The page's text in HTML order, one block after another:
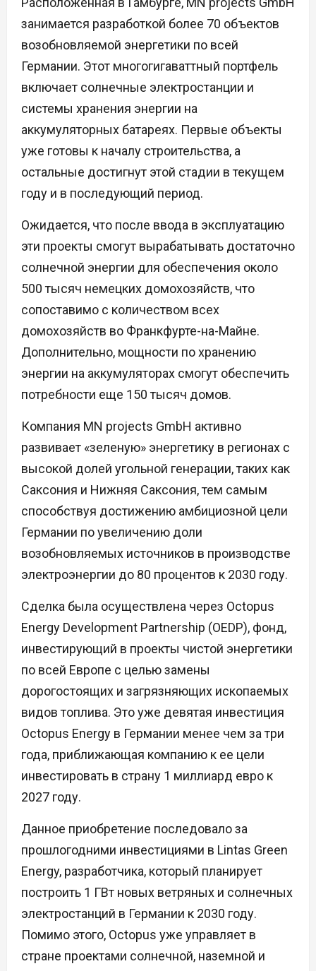
занимается разработкой более 70 объектов
возобновляемой энергетики по всей
Германии. Этот многогигаваттный портфель
включает солнечные электростанции и
системы хранения энергии на
аккумуляторных батареях. Первые объекты
уже готовы к началу строительства, а
остальные достигнут этой стадии в текущем
году и в последующий период.
Ожидается, что после ввода в эксплуатацию
эти проекты смогут вырабатывать достаточно
солнечной энергии для обеспечения около
500 тысяч немецких домохозяйств, что
сопоставимо с количеством всех
домохозяйств во Франкфурте-на-Майне.
Дополнительно, мощности по хранению
энергии на аккумуляторах смогут обеспечить
потребности еще 150 тысяч домов.
Компания MN projects GmbH активно
развивает «зеленую» энергетику в регионах с
высокой долей угольной генерации, таких как
Саксония и Нижняя Саксония, тем самым
способствуя достижению амбициозной цели
Германии по увеличению доли
возобновляемых источников в производстве
электроэнергии до 80 процентов к 2030 году.
Сделка была осуществлена через Octopus
Energy Development Partnership (OEDP), фонд,
инвестирующий в проекты чистой энергетики
по всей Европе с целью замены
дорогостоящих и загрязняющих ископаемых
видов топлива. Это уже девятая инвестиция
Octopus Energy в Германии менее чем за три
года, приближающая компанию к ее цели
инвестировать в страну 1 миллиард евро к
2027 году.
Данное приобретение последовало за
прошлогодними инвестициями в Lintas Green
Energy, разработчика, который планирует
построить 1 ГВт новых ветряных и солнечных
электростанций в Германии к 2030 году.
Помимо этого, Octopus уже управляет в
стране проектами солнечной, наземной и